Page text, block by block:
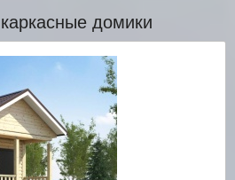
домики